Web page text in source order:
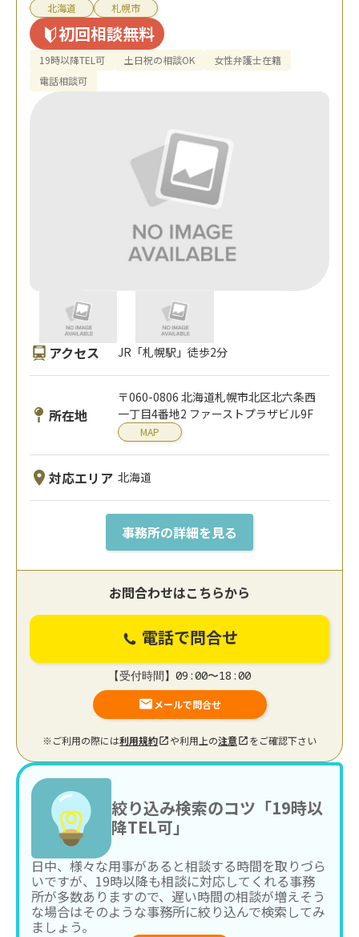
北海道 札幌市
初回相談無料
19時以降TEL可 土日祝の相談OK
女性弁護士在籍
電話相談可
アクセス JR「札幌駅」徒歩2分
所在地
〒060-0806 北海道札幌市北区北六条⻄
⼀丁目4番地2 ファーストプラザビル9F
MAP
対応エリア 北海道
事務所の詳細を見る
お問合わせはこちらから
電話で問合せ
【受付時間】09:00〜18:00
メールで問合せ
※ご利用の際には利用規約 や利用上の注意 をご確認下さい
絞り込み検索のコツ「19時以
降TEL可」
日中、様々な用事があると相談する時間を取りづら
いですが、19時以降も相談に対応してくれる事務
所が多数ありますので、遅い時間の相談が増えそう
な場合はそのような事務所に絞り込んで検索してみ
ましょう。